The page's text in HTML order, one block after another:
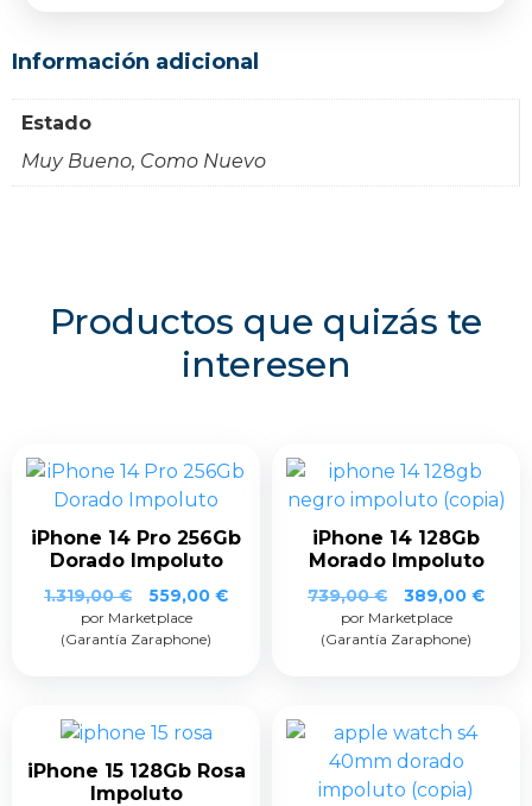
Información adicional
Estado
Muy Bueno, Como Nuevo
Productos que quizás te
interesen
iPhone 14 Pro 256Gb
Dorado Impoluto
1.319,00€ 559,00 €
por Marketplace
(Garantía Zaraphone)
iPhone 14 128Gb
Morado Impoluto
739,00€ 389,00 €
por Marketplace
(Garantía Zaraphone)
iPhone 15 128Gb Rosa
Impoluto